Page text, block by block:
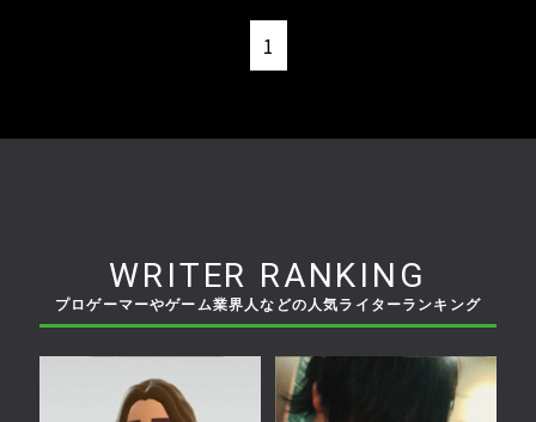
1
WRITER RANKING
プロゲーマーやゲーム業界人などの人気ライターランキング